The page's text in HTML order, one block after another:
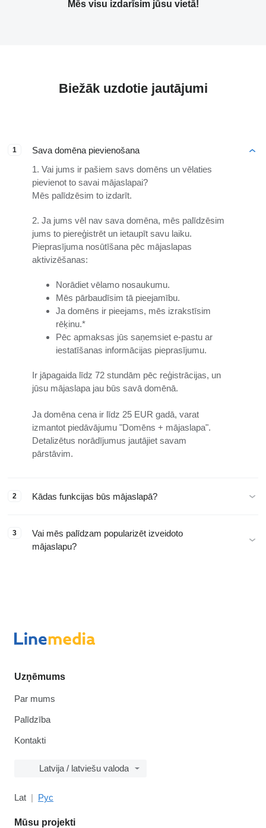
Mēs visu izdarīsim jūsu vietā!
Biežāk uzdotie jautājumi
1
Sava domēna pievienošana
1. Vai jums ir pašiem savs domēns un vēlaties
pievienot to savai mājaslapai?
Mēs palīdzēsim to izdarīt.
2. Ja jums vēl nav sava domēna, mēs palīdzēsim
jums to piereģistrēt un ietaupīt savu laiku.
Pieprasījuma nosūtīšana pēc mājaslapas
aktivizēšanas:
Norādiet vēlamo nosaukumu.
Mēs pārbaudīsim tā pieejamību.
Ja domēns ir pieejams, mēs izrakstīsim
rēķinu.*
Pēc apmaksas jūs saņemsiet e-pastu ar
iestatīšanas informācijas pieprasījumu.
Ir jāpagaida līdz 72 stundām pēc reģistrācijas, un
jūsu mājaslapa jau būs savā domēnā.
Ja domēna cena ir līdz 25 EUR gadā, varat
izmantot piedāvājumu "Domēns + mājaslapa".
Detalizētus norādījumus jautājiet savam
pārstāvim.
2 Kādas funkcijas būs mājaslapā?
3
Vai mēs palīdzam popularizēt izveidoto
mājaslapu?
Uzņēmums
Par mums
Palīdzība
Kontakti
Latvija / latviešu valoda
Lat Рус
Mūsu projekti